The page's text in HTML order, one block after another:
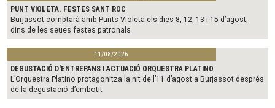
PUNT VIOLETA. FESTES SANT ROC
Burjassot comptarà amb Punts Violeta els dies 8, 12, 13 i 15 d’agost,
dins de les seues festes patronals
11/08/2026
DEGUSTACIÓ D'ENTREPANS I ACTUACIÓ ORQUESTRA PLATINO
L’Orquestra Platino protagonitza la nit de l’11 d’agost a Burjassot després
de la degustació d’embotit